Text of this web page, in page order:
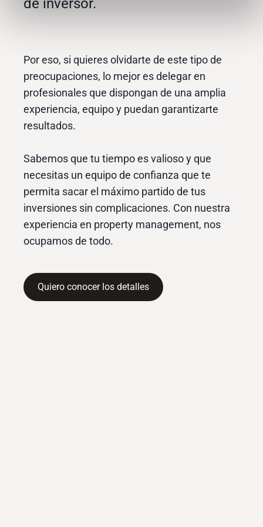
de inversor.
Por eso, si quieres olvidarte de este tipo de
preocupaciones, lo mejor es delegar en
profesionales que dispongan de una amplia
experiencia, equipo y puedan garantizarte
resultados.
Sabemos que tu tiempo es valioso y que
necesitas un equipo de confianza que te
permita sacar el máximo partido de tus
inversiones sin complicaciones. Con nuestra
experiencia en property management, nos
ocupamos de todo.
Quiero conocer los detalles